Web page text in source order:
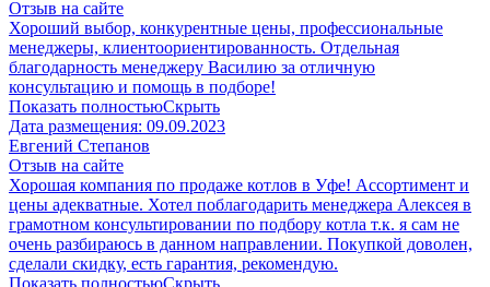
Отзыв на сайте
Хороший выбор, конкурентные цены, профессиональные
менеджеры, клиентоориентированность. Отдельная
благодарность менеджеру Василию за отличную
консультацию и помощь в подборе!
Показать полностьюСкрыть
Дата размещения: 09.09.2023
Евгений Степанов
Отзыв на сайте
Хорошая компания по продаже котлов в Уфе! Ассортимент и
цены адекватные. Хотел поблагодарить менеджера Алексея в
грамотном консультировании по подбору котла т.к. я сам не
очень разбираюсь в данном направлении. Покупкой доволен,
сделали скидку, есть гарантия, рекомендую.